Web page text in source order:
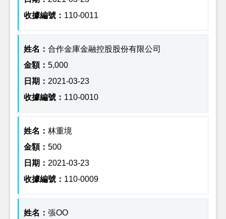
110-0011
合作金庫金融控股股份有限公司
5,000
2021-03-23
110-0010
林重境
500
2021-03-23
110-0009
張OO